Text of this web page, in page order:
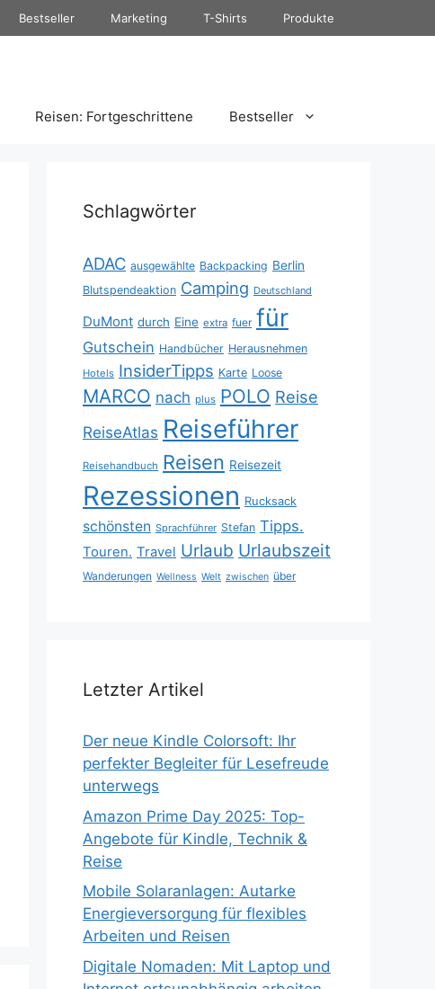
Bestseller Marketing T-Shirts Produkte
Reisen: Fortgeschrittene Bestseller
Schlagwörter
ADAC ausgewählte Backpacking Berlin
Blutspendeaktion Camping Deutschland
DuMont durch Eine extra fuer für
Gutschein Handbücher Herausnehmen
Hotels InsiderTipps Karte Loose
MARCO nach plus POLO Reise
ReiseAtlas Reiseführer
Reisehandbuch Reisen Reisezeit
Rezessionen Rucksack
schönsten Sprachführer Stefan Tipps.
Touren. Travel Urlaub Urlaubszeit
Wanderungen Wellness Welt zwischen über
Letzter Artikel
Der neue Kindle Colorsoft: Ihr
perfekter Begleiter für Lesefreude
unterwegs
Amazon Prime Day 2025: Top-
Angebote für Kindle, Technik &
Reise
Mobile Solaranlagen: Autarke
Energieversorgung für flexibles
Arbeiten und Reisen
Digitale Nomaden: Mit Laptop und